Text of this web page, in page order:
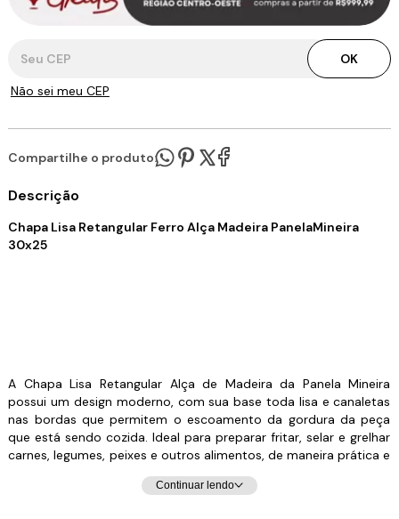
OK
Não sei meu CEP
Compartilhe o produto:
Descrição
Chapa Lisa Retangular Ferro Alça Madeira PanelaMineira
30x25
A Chapa Lisa Retangular Alça de Madeira da Panela Mineira
possui um design moderno, com sua base toda lisa e canaletas
nas bordas que permitem o escoamento da gordura da peça
que está sendo cozida. Ideal para preparar fritar, selar e grelhar
carnes, legumes, peixes e outros alimentos, de maneira prática e
eficiente. Sua excelente distribuição e retenção de calor,
característico do ferro fundido, mantém os alimentos
Continuar lendo